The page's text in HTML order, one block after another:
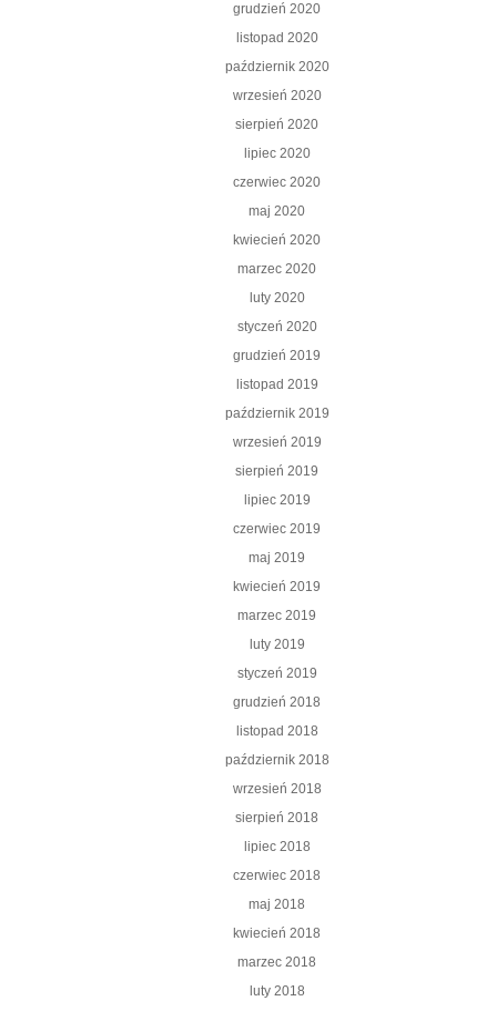
grudzień 2020
listopad 2020
październik 2020
wrzesień 2020
sierpień 2020
lipiec 2020
czerwiec 2020
maj 2020
kwiecień 2020
marzec 2020
luty 2020
styczeń 2020
grudzień 2019
listopad 2019
październik 2019
wrzesień 2019
sierpień 2019
lipiec 2019
czerwiec 2019
maj 2019
kwiecień 2019
marzec 2019
luty 2019
styczeń 2019
grudzień 2018
listopad 2018
październik 2018
wrzesień 2018
sierpień 2018
lipiec 2018
czerwiec 2018
maj 2018
kwiecień 2018
marzec 2018
luty 2018